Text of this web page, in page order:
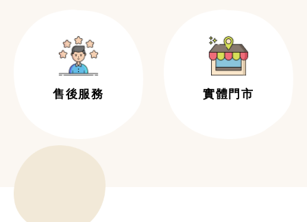
售後服務 實體門市